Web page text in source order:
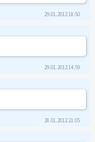
29.01.2012 18:50
29.01.2012 14:59
28.01.2012 21:05